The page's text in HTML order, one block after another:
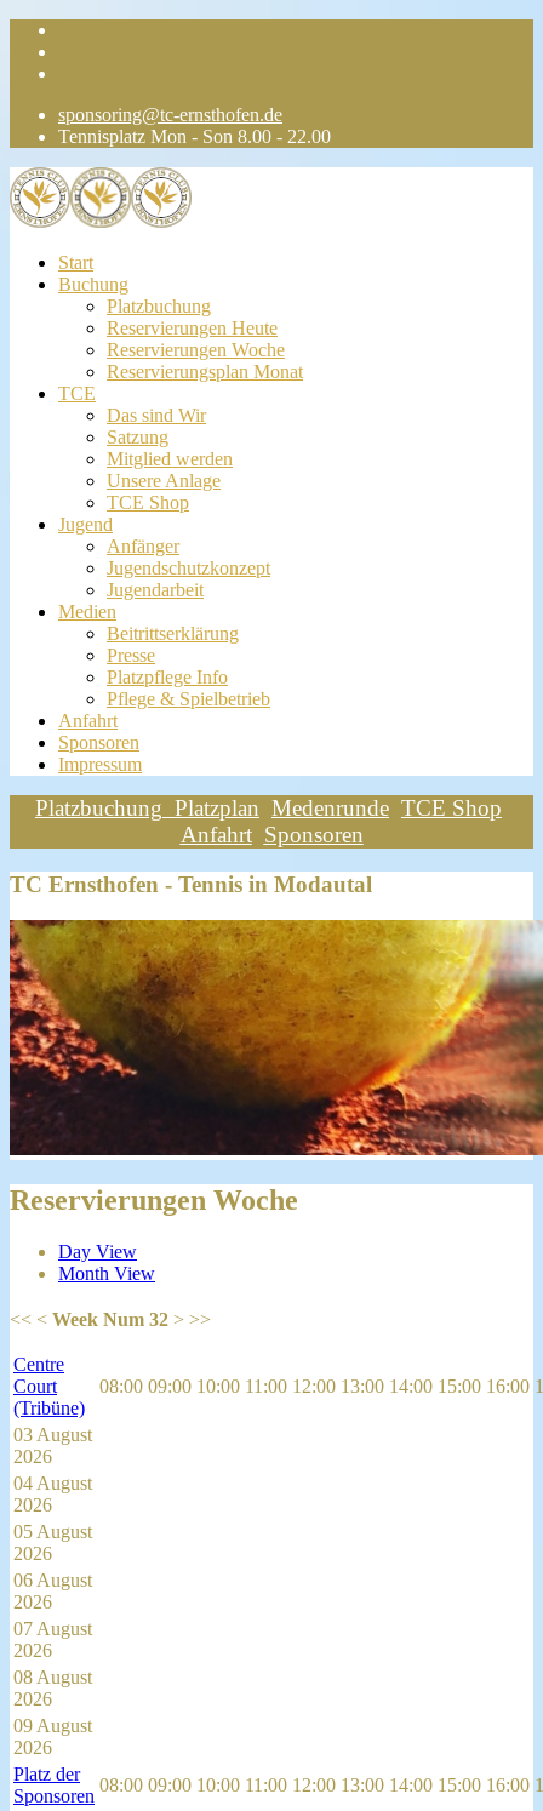
sponsoring@tc-ernsthofen.de
Tennisplatz Mon - Son 8.00 - 22.00
Start
Buchung
Platzbuchung
Reservierungen Heute
Reservierungen Woche
Reservierungsplan Monat
TCE
Das sind Wir
Satzung
Mitglied werden
Unsere Anlage
TCE Shop
Jugend
Anfänger
Jugendschutzkonzept
Jugendarbeit
Medien
Beitrittserklärung
Presse
Platzpflege Info
Pflege & Spielbetrieb
Anfahrt
Sponsoren
Impressum
Platzbuchung Platzplan Medenrunde TCE Shop
Anfahrt Sponsoren
TC Ernsthofen - Tennis in Modautal
Reservierungen Woche
Day View
Month View
<< < Week Num 32 > >>
Centre
Court
(Tribüne)
08:00 09:00 10:00 11:00 12:00 13:00 14:00 15:00 16:00
03 August
2026
04 August
2026
05 August
2026
06 August
2026
07 August
2026
08 August
2026
09 August
2026
Platz der
Sponsoren
08:00 09:00 10:00 11:00 12:00 13:00 14:00 15:00 16:00